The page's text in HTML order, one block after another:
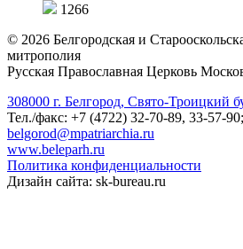
1266
© 2026 Белгородская и
митрополия
Русская Православная Церковь
308000 г. Белгород, Свято-Троицкий
Тел./факс: +7 (4722) 32-70-89, 33-57-90;
belgorod@mpatriarchia.ru
www.beleparh.ru
Политика конфиденциальности
Дизайн сайта: sk-bureau.ru